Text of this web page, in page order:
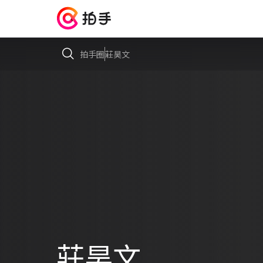
拍手圈莊昊文